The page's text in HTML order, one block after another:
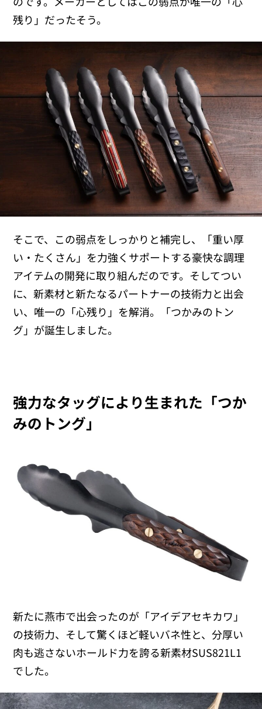
残り」だったそう。
そこで、この弱点をしっかりと補完し、「重い厚
い・たくさん」を力強くサポートする豪快な調理
アイテムの開発に取り組んだのです。そしてつい
に、新素材と新たなるパートナーの技術力と出会
い、唯一の「心残り」を解消。「つかみのトン
グ」が誕生しました。
強力なタッグにより生まれた「つか
みのトング」
新たに燕市で出会ったのが「アイデアセキカワ」
の技術力、そして驚くほど軽いバネ性と、分厚い
肉も逃さないホールド力を誇る新素材SUS821L1
でした。